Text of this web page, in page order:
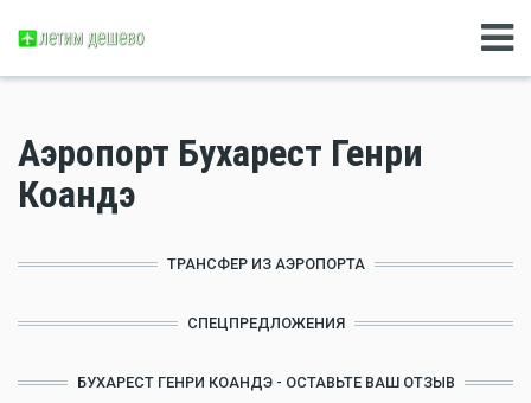
Аэропорт Бухарест Генри
Коандэ
ТРАНСФЕР ИЗ АЭРОПОРТА
СПЕЦПРЕДЛОЖЕНИЯ
БУХАРЕСТ ГЕНРИ КОАНДЭ - ОСТАВЬТЕ ВАШ ОТЗЫВ